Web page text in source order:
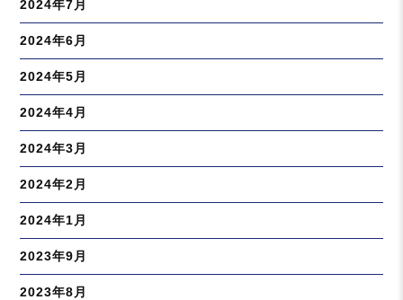
2024年7月
2024年6月
2024年5月
2024年4月
2024年3月
2024年2月
2024年1月
2023年9月
2023年8月